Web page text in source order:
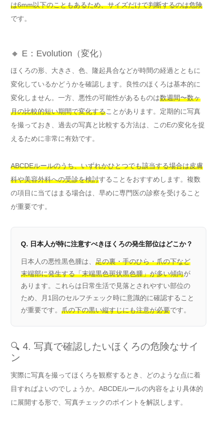
は6mm以下のこともあるため、サイズだけで判断するのは危険
です。
🔸 E：Evolution（変化）
ほくろの形、大きさ、色、隆起具合などが時間の経過とともに
変化しているかどうかを確認します。良性のほくろは基本的に
変化しません。一方、悪性の可能性があるものは数週間〜数ヶ
月の比較的短い期間で変化することがあります。定期的に写真
を撮っておき、過去の写真と比較する方法は、このEの変化を捉
えるために非常に有効です。
ABCDEルールのうち、いずれかひとつでも該当する場合は皮膚
科や美容外科への受診を検討することをおすすめします。複数
の項目に当てはまる場合は、早めに専門医の診察を受けること
が重要です。
Q. 日本人が特に注意すべきほくろの発生部位はどこか？
日本人の悪性黒色腫は、 足の裏・手のひら・爪の下など
末端部に発生する「末端黒色斑状黒色腫」が多い傾向が
あります。これらは日常生活で見落とされやすい部位の
ため、月1回のセルフチェック時に意識的に確認すること
が重要です。 爪の下の黒い縦すじにも注意が必要です。
🔍 4. 写真で確認したいほくろの危険なサイ
ン
実際に写真を撮ってほくろを観察するとき、どのような点に着
目すればよいのでしょうか。ABCDEルールの内容をより具体的
に展開する形で、写真チェックのポイントを解説します。